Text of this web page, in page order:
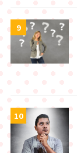
9
10